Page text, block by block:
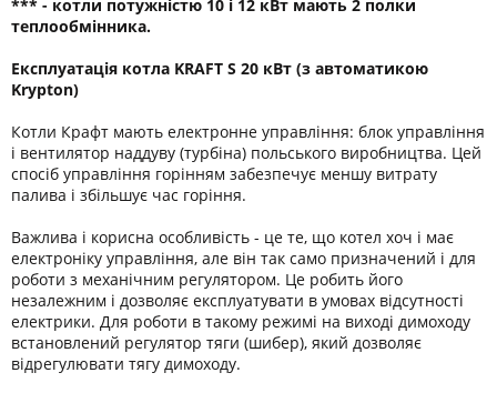
*** - котли потужністю 10 і 12 кВт мають 2 полки
теплообмінника.
Експлуатація котла KRAFT S 20 кВт (з автоматикою
Krypton)
Котли Крафт мають електронне управління: блок управління
і вентилятор наддуву (турбіна) польського виробництва. Цей
спосіб управління горінням забезпечує меншу витрату
палива і збільшує час горіння.
Важлива і корисна особливість - це те, що котел хоч і має
електроніку управління, але він так само призначений і для
роботи з механічним регулятором. Це робить його
незалежним і дозволяє експлуатувати в умовах відсутності
електрики. Для роботи в такому режимі на виході димоходу
встановлений регулятор тяги (шибер), який дозволяє
відрегулювати тягу димоходу.